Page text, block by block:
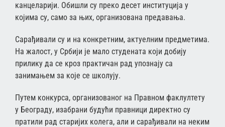
канцеларији. Обишли су преко десет институција у
којима су, само за њих, организована предавања.
Сарађивали су и на конкретним, актуелним предметима.
На жалост, у Србији је мало студената који добију
прилику да се кроз практичан рад упознају са
занимањем за које се школују.
Путем конкурса, организованог на Правном факлултету
у Београду, изабрани будући правници директно су
пратили рад старијих колега, али и сарађивали на неким